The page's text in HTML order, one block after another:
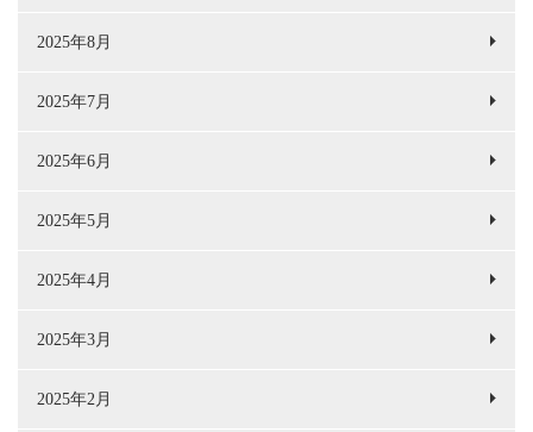
2025年8月
2025年7月
2025年6月
2025年5月
2025年4月
2025年3月
2025年2月